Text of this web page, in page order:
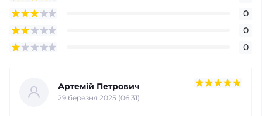
0
0
0
Артемій Петрович
29 березня 2025 (06:31)